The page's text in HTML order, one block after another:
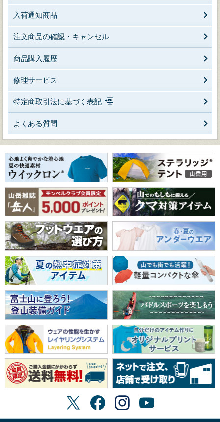
入荷通知商品
注文商品の確認・キャンセル
商品購入履歴
修理サービス
特定商取引法に基づく表記
よくある質問